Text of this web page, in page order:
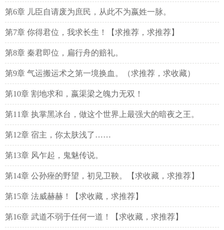
第6章 儿臣自请废为庶民，从此不为嬴姓一脉。
第7章 你得君位，我求长生！【求推荐，求推荐】
第8章 秦君即位，扁行舟的赔礼。
第9章 气运搬运术之第一境换血。（求推荐，求收藏）
第10章 割地求和，嬴渠梁之魄力无双！
第11章 执掌黑冰台，做这个世界上最强大的暗夜之王。
第12章 宿主，你太肤浅了……
第13章 风乍起，鬼魅传说。
第14章 公孙痤的野望，初见卫鞅。【求收藏，求推荐】
第15章 法威赫赫！【求收藏，求推荐】
第16章 武道不弱于任何一道！【求收藏，求推荐】